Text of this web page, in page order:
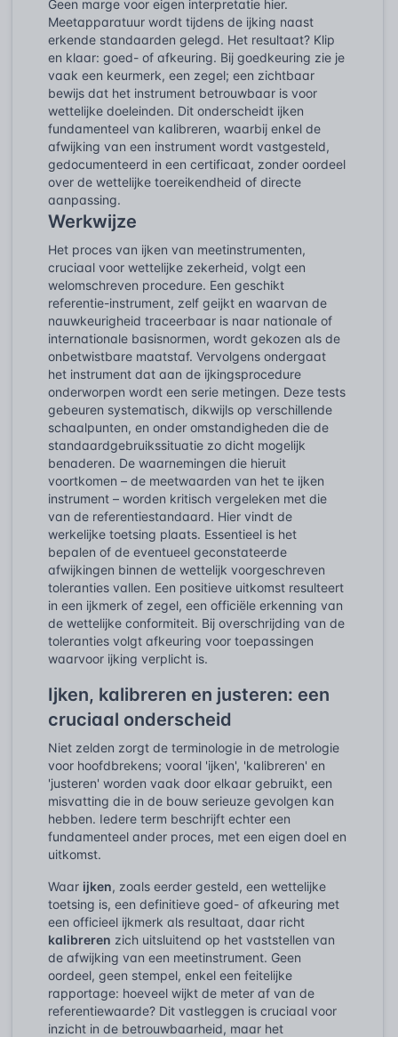
Geen marge voor eigen interpretatie hier.
Meetapparatuur wordt tijdens de ijking naast
erkende standaarden gelegd. Het resultaat? Klip
en klaar: goed- of afkeuring. Bij goedkeuring zie je
vaak een keurmerk, een zegel; een zichtbaar
bewijs dat het instrument betrouwbaar is voor
wettelijke doeleinden. Dit onderscheidt ijken
fundamenteel van kalibreren, waarbij enkel de
afwijking van een instrument wordt vastgesteld,
gedocumenteerd in een certificaat, zonder oordeel
over de wettelijke toereikendheid of directe
aanpassing.
Werkwijze
Het proces van ijken van meetinstrumenten,
cruciaal voor wettelijke zekerheid, volgt een
welomschreven procedure. Een geschikt
referentie-instrument, zelf geijkt en waarvan de
nauwkeurigheid traceerbaar is naar nationale of
internationale basisnormen, wordt gekozen als de
onbetwistbare maatstaf. Vervolgens ondergaat
het instrument dat aan de ijkingsprocedure
onderworpen wordt een serie metingen. Deze tests
gebeuren systematisch, dikwijls op verschillende
schaalpunten, en onder omstandigheden die de
standaardgebruikssituatie zo dicht mogelijk
benaderen. De waarnemingen die hieruit
voortkomen – de meetwaarden van het te ijken
instrument – worden kritisch vergeleken met die
van de referentiestandaard. Hier vindt de
werkelijke toetsing plaats. Essentieel is het
bepalen of de eventueel geconstateerde
afwijkingen binnen de wettelijk voorgeschreven
toleranties vallen. Een positieve uitkomst resulteert
in een ijkmerk of zegel, een officiële erkenning van
de wettelijke conformiteit. Bij overschrijding van de
toleranties volgt afkeuring voor toepassingen
waarvoor ijking verplicht is.
Ijken, kalibreren en justeren: een
cruciaal onderscheid
Niet zelden zorgt de terminologie in de metrologie
voor hoofdbrekens; vooral 'ijken', 'kalibreren' en
'justeren' worden vaak door elkaar gebruikt, een
misvatting die in de bouw serieuze gevolgen kan
hebben. Iedere term beschrijft echter een
fundamenteel ander proces, met een eigen doel en
uitkomst.
Waar ijken, zoals eerder gesteld, een wettelijke
toetsing is, een definitieve goed- of afkeuring met
een officieel ijkmerk als resultaat, daar richt
kalibreren zich uitsluitend op het vaststellen van
de afwijking van een meetinstrument. Geen
oordeel, geen stempel, enkel een feitelijke
rapportage: hoeveel wijkt de meter af van de
referentiewaarde? Dit vastleggen is cruciaal voor
inzicht in de betrouwbaarheid, maar het